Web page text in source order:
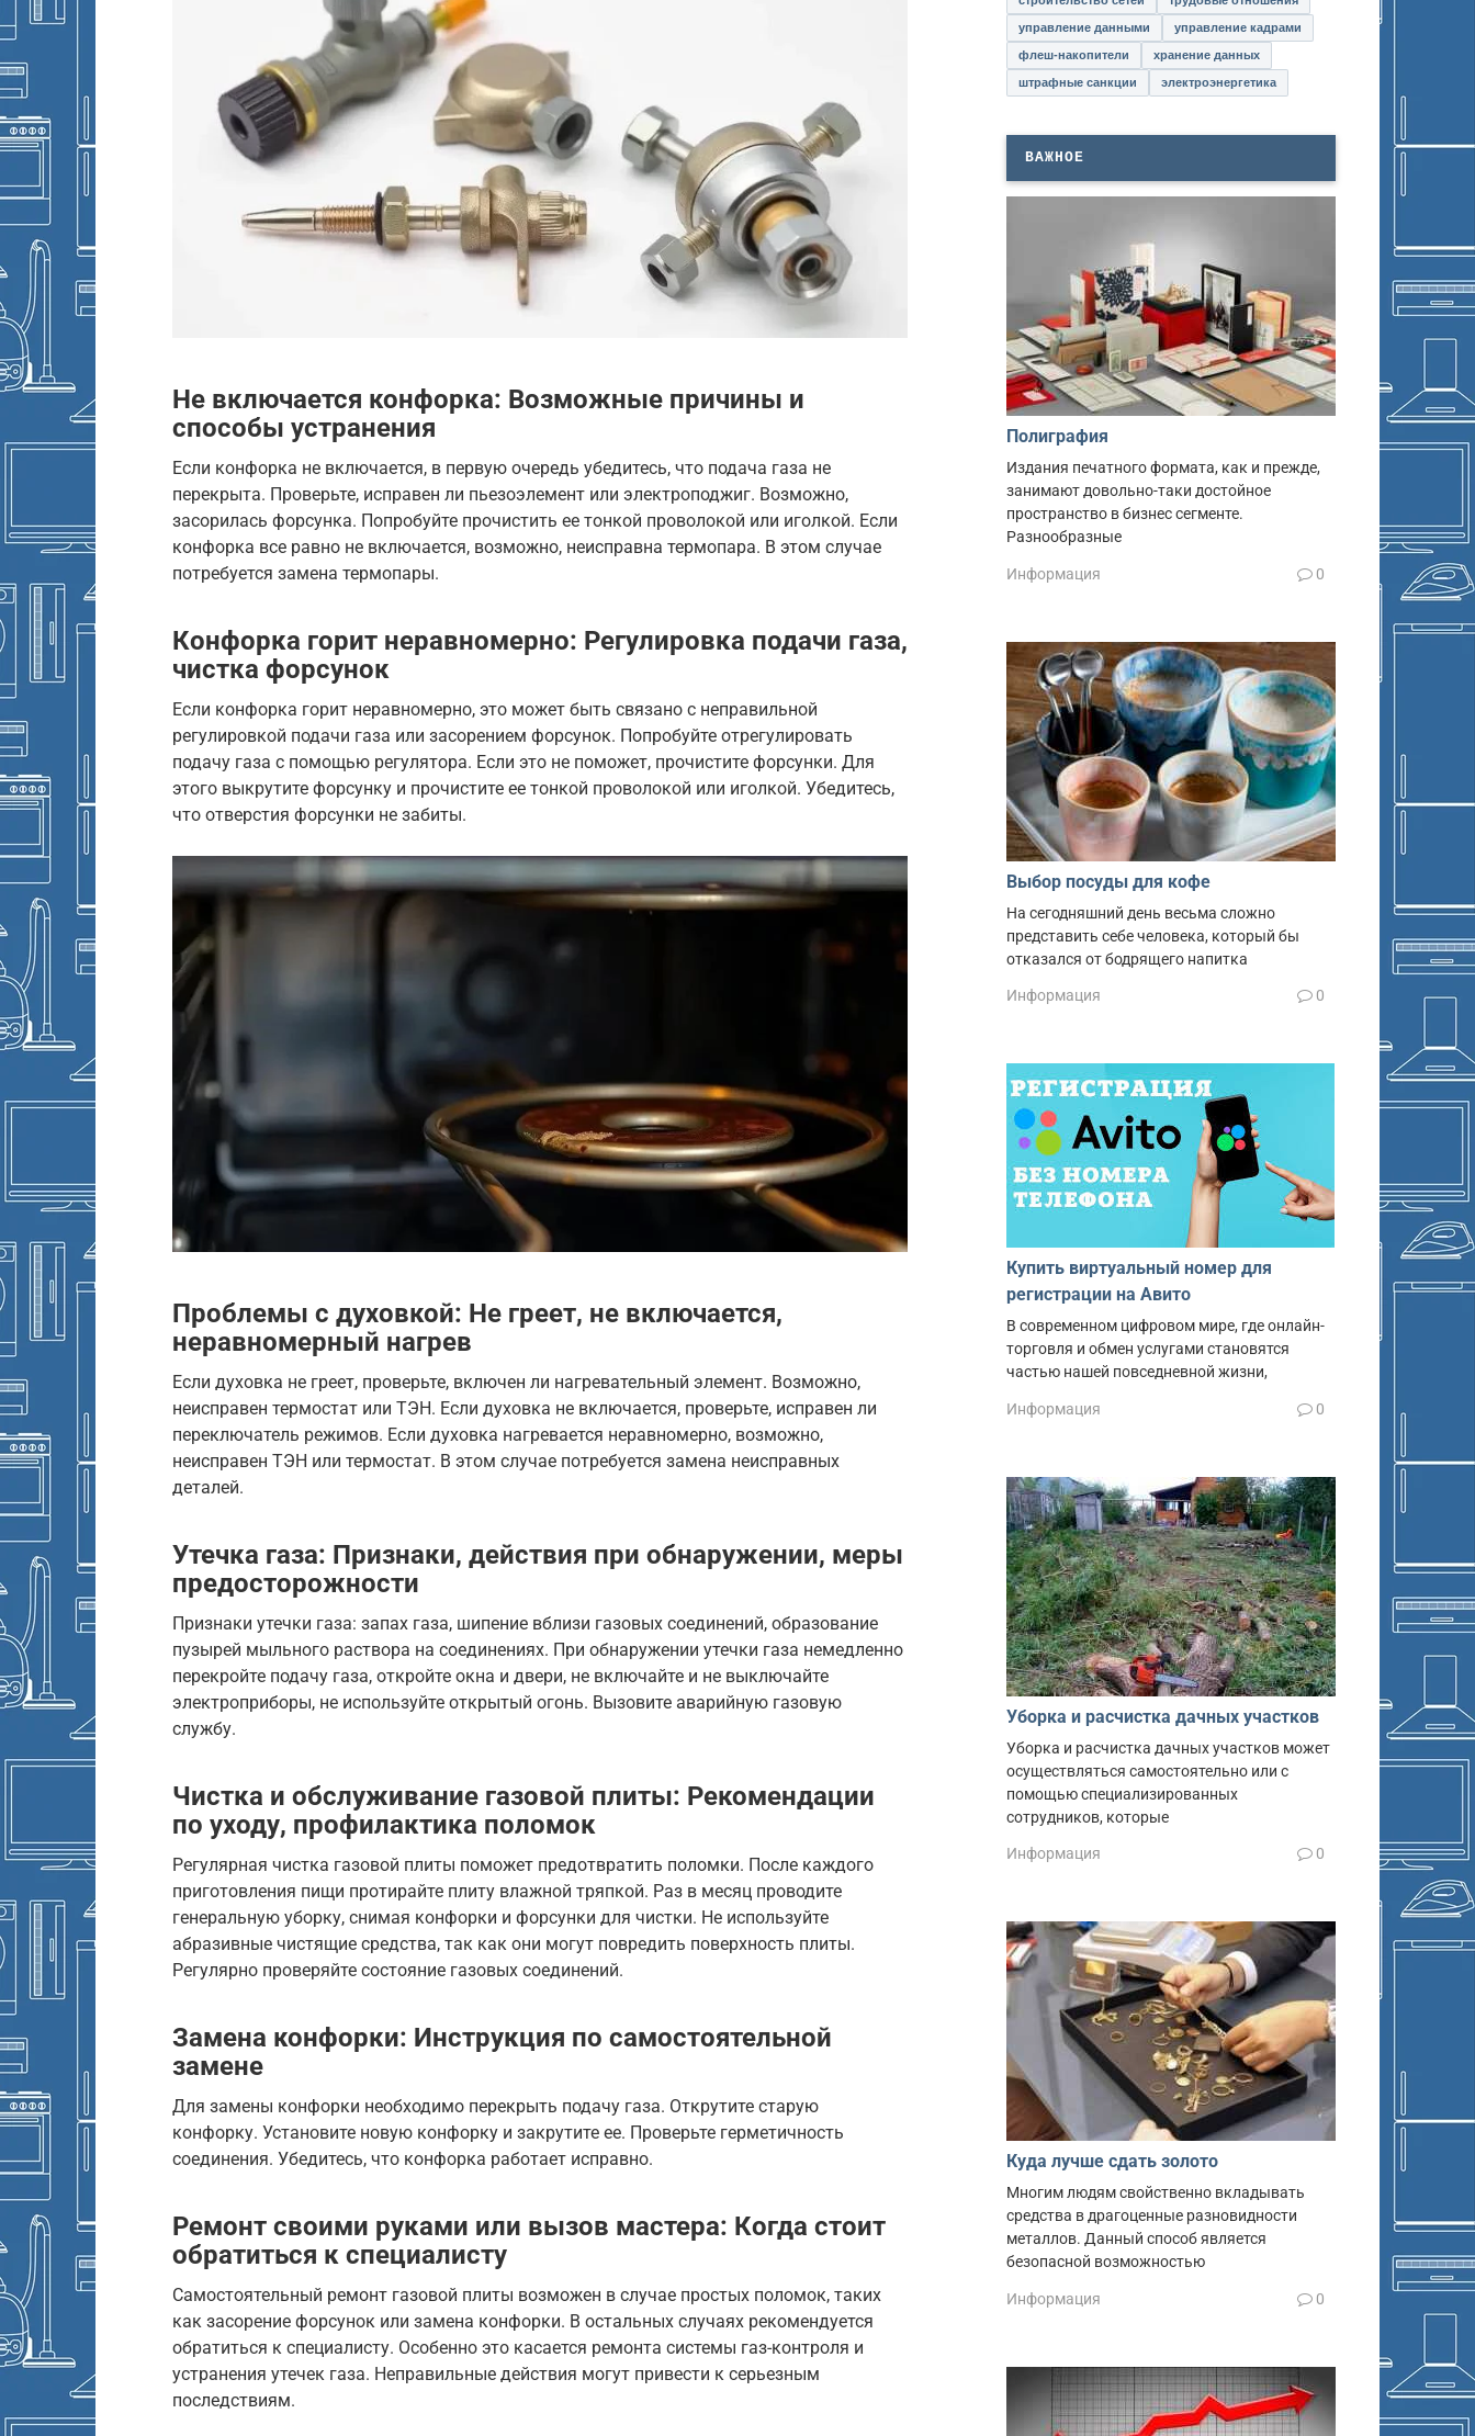
Не включается конфорка: Возможные причины и
способы устранения
Если конфорка не включается, в первую очередь убедитесь, что подача газа не
перекрыта. Проверьте, исправен ли пьезоэлемент или электроподжиг. Возможно,
засорилась форсунка. Попробуйте прочистить ее тонкой проволокой или иголкой. Если
конфорка все равно не включается, возможно, неисправна термопара. В этом случае
потребуется замена термопары.
Конфорка горит неравномерно: Регулировка подачи газа,
чистка форсунок
Если конфорка горит неравномерно, это может быть связано с неправильной
регулировкой подачи газа или засорением форсунок. Попробуйте отрегулировать
подачу газа с помощью регулятора. Если это не поможет, прочистите форсунки. Для
этого выкрутите форсунку и прочистите ее тонкой проволокой или иголкой. Убедитесь,
что отверстия форсунки не забиты.
Проблемы с духовкой: Не греет, не включается,
неравномерный нагрев
Если духовка не греет, проверьте, включен ли нагревательный элемент. Возможно,
неисправен термостат или ТЭН. Если духовка не включается, проверьте, исправен ли
переключатель режимов. Если духовка нагревается неравномерно, возможно,
неисправен ТЭН или термостат. В этом случае потребуется замена неисправных
деталей.
Утечка газа: Признаки, действия при обнаружении, меры
предосторожности
Признаки утечки газа: запах газа, шипение вблизи газовых соединений, образование
пузырей мыльного раствора на соединениях. При обнаружении утечки газа немедленно
перекройте подачу газа, откройте окна и двери, не включайте и не выключайте
электроприборы, не используйте открытый огонь. Вызовите аварийную газовую
службу.
Чистка и обслуживание газовой плиты: Рекомендации
по уходу, профилактика поломок
Регулярная чистка газовой плиты поможет предотвратить поломки. После каждого
приготовления пищи протирайте плиту влажной тряпкой. Раз в месяц проводите
генеральную уборку, снимая конфорки и форсунки для чистки. Не используйте
абразивные чистящие средства, так как они могут повредить поверхность плиты.
Регулярно проверяйте состояние газовых соединений.
Замена конфорки: Инструкция по самостоятельной
замене
Для замены конфорки необходимо перекрыть подачу газа. Открутите старую
конфорку. Установите новую конфорку и закрутите ее. Проверьте герметичность
соединения. Убедитесь, что конфорка работает исправно.
Ремонт своими руками или вызов мастера: Когда стоит
обратиться к специалисту
Самостоятельный ремонт газовой плиты возможен в случае простых поломок, таких
как засорение форсунок или замена конфорки. В остальных случаях рекомендуется
обратиться к специалисту. Особенно это касается ремонта системы газ-контроля и
устранения утечек газа. Неправильные действия могут привести к серьезным
последствиям.
управление данными управление кадрами
флеш-накопители хранение данных
штрафные санкции электроэнергетика
ВАЖНОЕ
Полиграфия
Издания печатного формата, как и прежде,
занимают довольно-таки достойное
пространство в бизнес сегменте.
Разнообразные
Информация 0
Выбор посуды для кофе
На сегодняшний день весьма сложно
представить себе человека, который бы
отказался от бодрящего напитка
Информация 0
Купить виртуальный номер для
регистрации на Авито
В современном цифровом мире, где онлайн-
торговля и обмен услугами становятся
частью нашей повседневной жизни,
Информация 0
Уборка и расчистка дачных участков
Уборка и расчистка дачных участков может
осуществляться самостоятельно или с
помощью специализированных
сотрудников, которые
Информация 0
Куда лучше сдать золото
Многим людям свойственно вкладывать
средства в драгоценные разновидности
металлов. Данный способ является
безопасной возможностью
Информация 0